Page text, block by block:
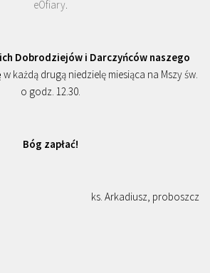
eOfiary.
Dobrodziejów i Darczyńców naszego
w każdą drugą niedzielę miesiąca na Mszy św.
o godz. 12.30.
Bóg zapłać!
ks. Arkadiusz, proboszcz